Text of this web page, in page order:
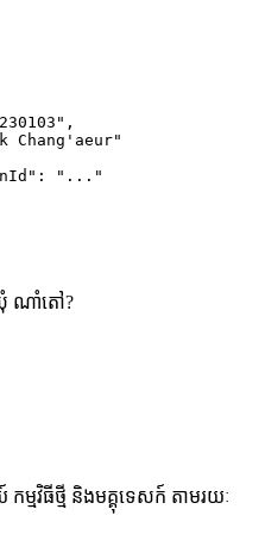
,
Chang'aeur"
:
"..."
ណាំតៅ?
មវិធីថ្មី និងមគ្គុទេសក៍ តាមរយៈ